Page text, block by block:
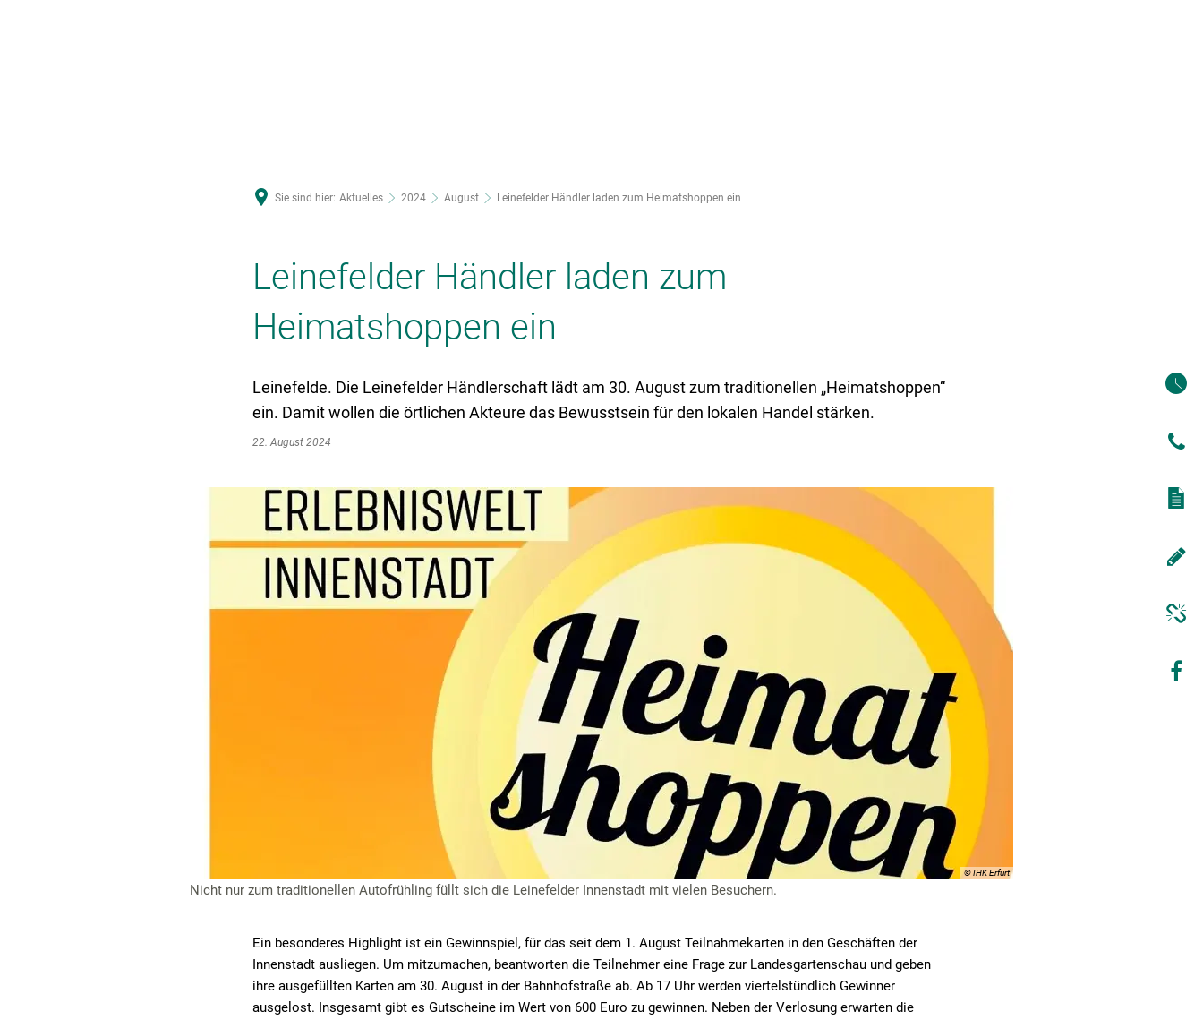
Sie sind hier: Aktuelles 2024 August Leinefelder Händler laden zum Heimatshoppen ein
Leinefelder Händler laden zum
Heimatshoppen ein
Leinefelde. Die Leinefelder Händlerschaft lädt am 30. August zum traditionellen „Heimatshoppen“
ein. Damit wollen die örtlichen Akteure das Bewusstsein für den lokalen Handel stärken.
22. August 2024
© IHK Erfurt
Nicht nur zum traditionellen Autofrühling füllt sich die Leinefelder Innenstadt mit vielen Besuchern.
Ein besonderes Highlight ist ein Gewinnspiel, für das seit dem 1. August Teilnahmekarten in den Geschäften der
Innenstadt ausliegen. Um mitzumachen, beantworten die Teilnehmer eine Frage zur Landesgartenschau und geben
ihre ausgefüllten Karten am 30. August in der Bahnhofstraße ab. Ab 17 Uhr werden viertelstündlich Gewinner
ausgelost. Insgesamt gibt es Gutscheine im Wert von 600 Euro zu gewinnen. Neben der Verlosung erwarten die